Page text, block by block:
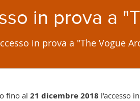
in prova a
in prova a "The Vogue
fino al 21 dicembre 2018 l'accesso